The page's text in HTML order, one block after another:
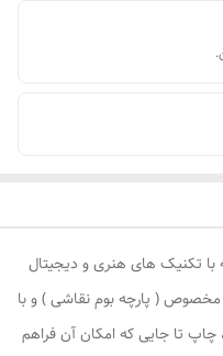
تکنیک های هنری و دیجیتال
( پارچه بوم نقاشی ) و با
چاپ تا جایی که امکان آن فراهم